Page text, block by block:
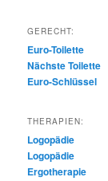
GERECHT:
Euro-Toilette
Nächste Toilette
Euro-Schlüssel
THERAPIEN:
Logopädie
Logopädie
Ergotherapie